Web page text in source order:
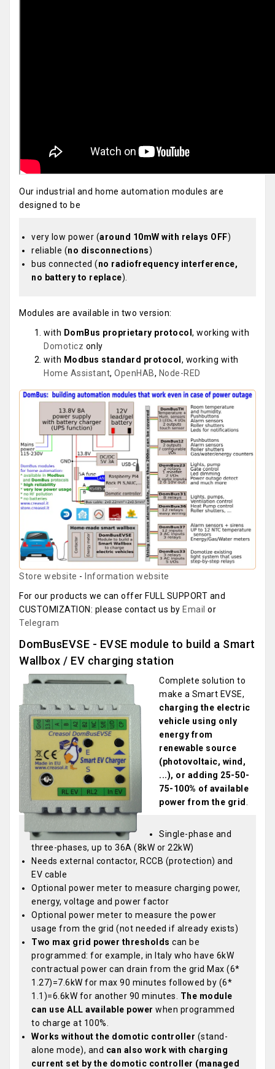
Our industrial and home automation modules are
designed to be
very low power (around 10mW with relays OFF)
reliable (no disconnections)
bus connected (no radiofrequency interference,
no battery to replace).
Modules are available in two version:
with DomBus proprietary protocol , working with
Domoticz only
with Modbus standard protocol , working with
Home Assistant, OpenHAB, Node-RED
Store website - Information website
For our products we can offer FULL SUPPORT and
CUSTOMIZATION: please contact us by Email or
Telegram
DomBusEVSE - EVSE module to build a Smart
Wallbox / EV charging station
Complete solution to
make a Smart EVSE,
charging the electric
vehicle using only
energy from
renewable source
(photovoltaic, wind,
...), or adding 25-50-
75-100% of available
power from the grid
Single-phase and
three-phases, up to 36A (8kW or 22kW)
Needs external contactor, RCCB (protection) and
EV cable
Optional power meter to measure charging power,
energy, voltage and power factor
Optional power meter to measure the power
usage from the grid (not needed if already exists)
Two max grid power thresholds can be
programmed: for example, in Italy who have 6kW
contractual power can drain from the grid Max (6*
1.27)=7.6kW for max 90 minutes followed by (6*
1.1)=6.6kW for another 90 minutes. The module
can use ALL available power when programmed
to charge at 100%.
Works without the domotic controller (stand-
alone mode), and can also work with charging
current set by the domotic controller (managed